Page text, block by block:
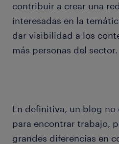
contribuir a crear una
interesadas en la
dar visibilidad a los
más personas del sector.
En definitiva, un blog no
para encontrar trabajo,
grandes diferencias en